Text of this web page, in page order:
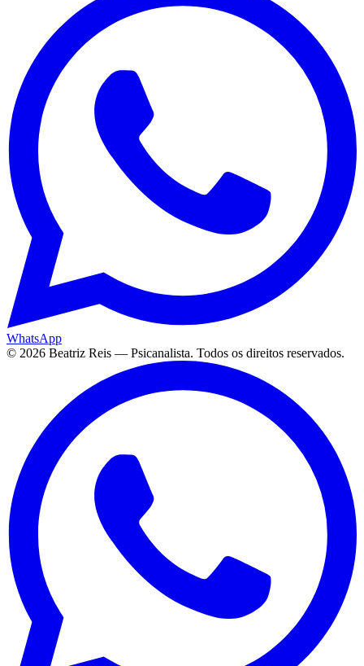
WhatsApp
© 2026 Beatriz Reis — Psicanalista. Todos os direitos reservados.